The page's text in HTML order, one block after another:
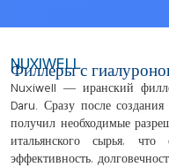
NUXIWELL
Филлеры с
Nuxiwell — иранский
Daru. Сразу после
получил необходимые
итальянского сырья, что
эффективность,